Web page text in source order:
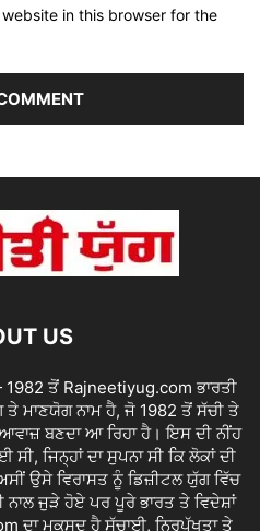
in this browser for the
US
1982 ਤੋਂ Rajneetiyug.com ਭਾਰਤੀ
ਤੇ ਮਾਣਯੋਗ ਨਾਮ ਹੈ, ਜੋ 1982 ਤੋਂ ਸੱਚੀ ਤੇ
ਆਵਾਜ਼ ਬਣਦਾ ਆ ਰਿਹਾ ਹੈ। ਇਸ ਦੀ ਨੀਂਹ
ਜਿਨ੍ਹਾਂ ਦਾ ਸੁਪਨਾ ਸੀ ਕਿ ਲੋਕਾਂ ਦੀ
ਉਸੇ ਵਿਰਾਸਤ ਨੂੰ ਡਿਜ਼ੀਟਲ ਯੁੱਗ ਵਿੱਚ
ਨਾਲ ਜੁੜੇ ਹੋਏ ਪਰ ਪੂਰੇ ਭਾਰਤ ਤੇ ਵਿਦੇਸ਼ਾਂ
ਦਾ ਮਕਸਦ ਹੈ ਸੱਚਾਈ, ਨਿਰਪੱਖਤਾ ਤੇ